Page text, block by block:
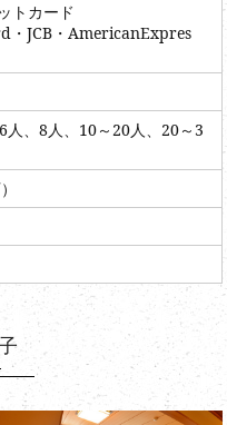
トカード
・JCB・AmericanExpres
人、8人、10～20人、20～3